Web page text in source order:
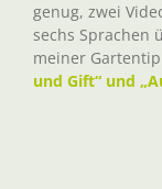
genug, zwei
sechs Sprachen
meiner
und Gift“ und